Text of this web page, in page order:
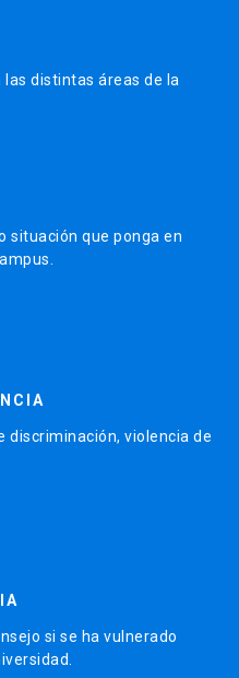
distintas áreas de la
situación que ponga en
discriminación, violencia de
si se ha vulnerado